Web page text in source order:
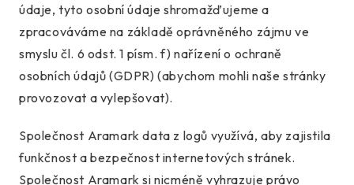
údaje, tyto osobní údaje shromažďujeme a
zpracováváme na základě oprávněného zájmu ve
smyslu čl. 6 odst. 1 písm. f) nařízení o ochraně
osobních údajů (GDPR) (abychom mohli naše stránky
provozovat a vylepšovat).
Společnost Aramark data z logů využívá, aby zajistila
funkčnost a bezpečnost internetových stránek.
Společnost Aramark si nicméně vyhrazuje právo